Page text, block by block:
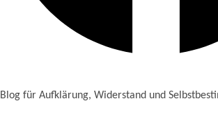
Blog für Aufklärung, Widerstand und